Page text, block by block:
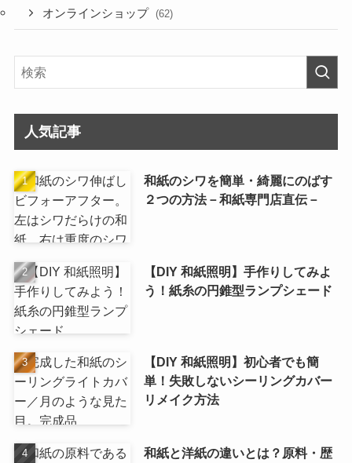
オンラインショップ (62)
人気記事
和紙のシワを簡単・綺麗にのばす
２つの方法－和紙専門店直伝－
【DIY 和紙照明】手作りしてみよ
う！紙糸の円錐型ランプシェード
【DIY 和紙照明】初心者でも簡
単！失敗しないシーリングカバー
リメイク方法
和紙と洋紙の違いとは？原料・歴